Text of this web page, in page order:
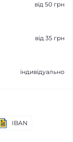
від 50 грн
від 35 грн
індивідуально
IBAN